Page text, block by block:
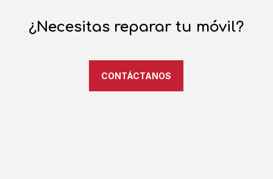
¿Necesitas reparar tu móvil?
CONTÁCTANOS